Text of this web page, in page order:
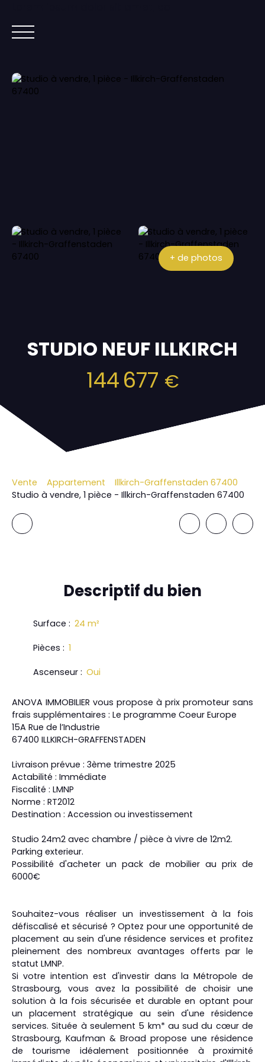
ACCUEIL ACHETER IMMOBILIER NEUF
+ de photos
STUDIO NEUF ILLKIRCH
144 677 €
Vente Appartement
Illkirch-Graffenstaden 67400
Studio à vendre, 1 pièce - Illkirch-Graffenstaden 67400
Descriptifdu bien
Surface : 24 m²
Pièces : 1
Ascenseur : Oui
ANOVA IMMOBILIER vous propose à prix promoteur sans
frais supplémentaires : Le programme Coeur Europe
15A Rue de l’Industrie
67400 ILLKIRCH-GRAFFENSTADEN
Livraison prévue : 3ème trimestre 2025
Actabilité : Immédiate
Fiscalité : LMNP
Norme : RT2012
Destination : Accession ou investissement
Studio 24m2 avec chambre / pièce à vivre de 12m2.
Parking exterieur.
Possibilité d'acheter un pack de mobilier au prix de
6000€
Souhaitez-vous réaliser un investissement à la fois
défiscalisé et sécurisé ? Optez pour une opportunité de
placement au sein d'une résidence services et profitez
pleinement des nombreux avantages offerts par le
statut LMNP.
Si votre intention est d'investir dans la Métropole de
Strasbourg, vous avez la possibilité de choisir une
solution à la fois sécurisée et durable en optant pour
un placement stratégique au sein d'une résidence
services. Située à seulement 5 km* au sud du cœur de
Strasbourg, Kaufman & Broad propose une résidence
de tourisme idéalement positionnée à proximité